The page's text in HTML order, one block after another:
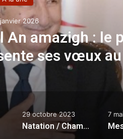
juillet 2022
FAF:
réunion
le 21 juillet
7 mai 2023
Message du président de la République à l’occasion de la Journée nationale de la mémoire : «Le 8 mai n’est qu’une autre expression forte de l’esprit de résistance ancré dans la nation»
20